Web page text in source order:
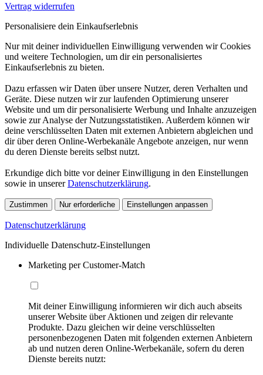
Vertrag widerrufen
Personalisiere dein Einkaufserlebnis
Nur mit deiner individuellen Einwilligung verwenden wir Cookies
und weitere Technologien, um dir ein personalisiertes
Einkaufserlebnis zu bieten.
Dazu erfassen wir Daten über unsere Nutzer, deren Verhalten und
Geräte. Diese nutzen wir zur laufenden Optimierung unserer
Website und um dir personalisierte Werbung und Inhalte anzuzeigen
sowie zur Analyse der Nutzungsstatistiken. Außerdem können wir
deine verschlüsselten Daten mit externen Anbietern abgleichen und
dir über deren Online-Werbekanäle Angebote anzeigen, nur wenn
du deren Dienste bereits selbst nutzt.
Erkundige dich bitte vor deiner Einwilligung in den Einstellungen
sowie in unsererDatenschutzerklärung.
Zustimmen Nur erforderliche Einstellungen anpassen
Datenschutzerklärung
Individuelle Datenschutz-Einstellungen
Marketing per Customer-Match
Mit deiner Einwilligung informieren wir dich auch abseits
unserer Website über Aktionen und zeigen dir relevante
Produkte. Dazu gleichen wir deine verschlüsselten
personenbezogenen Daten mit folgenden externen Anbietern
ab und nutzen deren Online-Werbekanäle, sofern du deren
Dienste bereits nutzt: